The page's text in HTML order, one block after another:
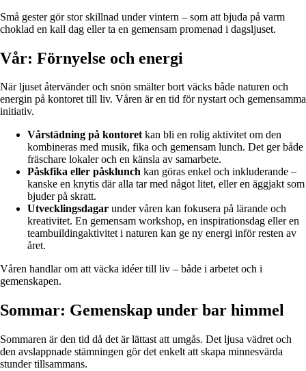
Små gester gör stor skillnad under vintern – som att bjuda på varm
choklad en kall dag eller ta en gemensam promenad i dagsljuset.
Vår: Förnyelse och energi
När ljuset återvänder och snön smälter bort väcks både naturen och
energin på kontoret till liv. Våren är en tid för nystart och gemensamma
initiativ.
Vårstädning på kontoretkan bli en rolig aktivitet om den
kombineras med musik, fika och gemensam lunch. Det ger både
fräschare lokaler och en känsla av samarbete.
Påskfika eller påsklunch kan göras enkel och inkluderande –
kanske en knytis där alla tar med något litet, eller en äggjakt som
bjuder på skratt.
Utvecklingsdagar under våren kan fokusera på lärande och
kreativitet. En gemensam workshop, en inspirationsdag eller en
teambuildingaktivitet i naturen kan ge ny energi inför resten av
året.
Våren handlar om att väcka idéer till liv – både i arbetet och i
gemenskapen.
Sommar: Gemenskap under bar himmel
Sommaren är den tid då det är lättast att umgås. Det ljusa vädret och
den avslappnade stämningen gör det enkelt att skapa minnesvärda
stunder tillsammans.